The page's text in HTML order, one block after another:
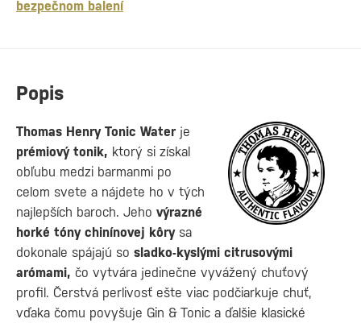
Popis
Thomas Henry Tonic Water je
prémiový tonik, ktorý si získal
obľubu medzi barmanmi po
celom svete a nájdete ho v tých
najlepších baroch. Jeho výrazné
horké tóny chinínovej kôrysa
dokonale spájajú so sladko-kyslými citrusovými
arómami, čo vytvára jedinečne vyvážený chuťový
profil. Čerstvá perlivosť ešte viac podčiarkuje chuť,
vďaka čomu povyšuje Gin & Tonic a ďalšie klasické
bezpečnom balení